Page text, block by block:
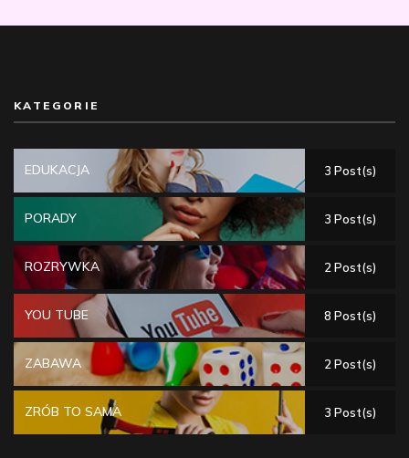
KATEGORIE
EDUKACJA 3 Post(s)
PORADY 3 Post(s)
ROZRYWKA 2 Post(s)
YOU TUBE 8 Post(s)
ZABAWA 2 Post(s)
ZRÓB TO SAMA 3 Post(s)